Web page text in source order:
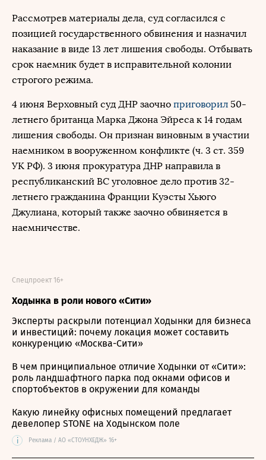
Рассмотрев материалы дела, суд согласился с
позицией государственного обвинения и назначил
наказание в виде 13 лет лишения свободы. Отбывать
срок наемник будет в исправительной колонии
строгого режима.
4 июня Верховный суд ДНР заочно приговорил 50-
летнего британца Марка Джона Эйреса к 14 годам
лишения свободы. Он признан виновным в участии
наемником в вооруженном конфликте (ч. 3 ст. 359
УК РФ). 3 июня прокуратура ДНР направила в
республиканский ВС уголовное дело против 32-
летнего гражданина Франции Куэсты Хьюго
Джулиана, который также заочно обвиняется в
наемничестве.
Ходынка в роли нового «Сити»
Спецпроект 16+
Эксперты раскрыли потенциал Ходынки для бизнеса
и инвестиций: почему локация может составить
конкуренцию «Москва-Сити»
В чем принципиальное отличие Ходынки от «Сити»:
роль ландшафтного парка под окнами офисов и
спортобъектов в окружении для команды
Какую линейку офисных помещений предлагает
девелопер STONE на Ходынском поле
i Реклама / АО «СТОУНХЕДЖ» 16+